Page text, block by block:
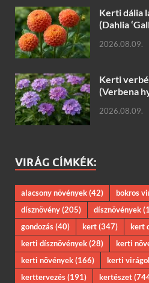
Kerti dália
(Dahlia
2026.08.09.
Kerti
(Verbena
2026.08.09.
VIRÁG CÍMKÉK:
alacsony növények(42) bokros
dísznövény(205) dísznövények
gondozás(40) kert(347) kert
kerti dísznövények(28) kerti
kerti növények(166) kerti
kerttervezés(191) kertészet